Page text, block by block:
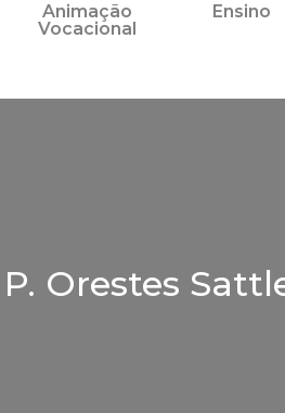
Animação
Vocacional
Ensino
P. Orestes